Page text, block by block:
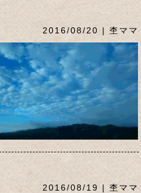
2016/08/20 | 杢ママ
2016/08/19 | 杢ママ